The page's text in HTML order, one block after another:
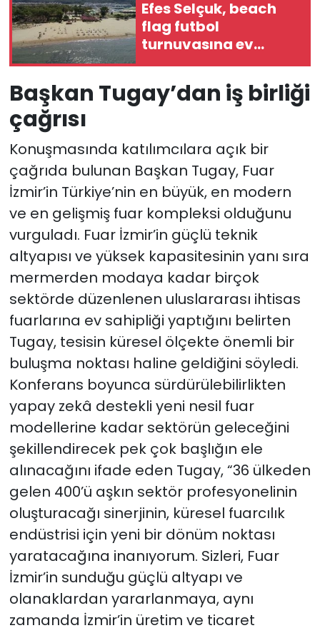
Efes Selçuk, beach
flag futbol
turnuvasına ev
sahipliği yapıyor
Başkan Tugay’dan iş birliği
çağrısı
Konuşmasında katılımcılara açık bir
çağrıda bulunan Başkan Tugay, Fuar
İzmir’in Türkiye’nin en büyük, en modern
ve en gelişmiş fuar kompleksi olduğunu
vurguladı. Fuar İzmir’in güçlü teknik
altyapısı ve yüksek kapasitesinin yanı sıra
mermerden modaya kadar birçok
sektörde düzenlenen uluslararası ihtisas
fuarlarına ev sahipliği yaptığını belirten
Tugay, tesisin küresel ölçekte önemli bir
buluşma noktası haline geldiğini söyledi.
Konferans boyunca sürdürülebilirlikten
yapay zekâ destekli yeni nesil fuar
modellerine kadar sektörün geleceğini
şekillendirecek pek çok başlığın ele
alınacağını ifade eden Tugay, “36 ülkeden
gelen 400’ü aşkın sektör profesyonelinin
oluşturacağı sinerjinin, küresel fuarcılık
endüstrisi için yeni bir dönüm noktası
yaratacağına inanıyorum. Sizleri, Fuar
İzmir’in sunduğu güçlü altyapı ve
olanaklardan yararlanmaya, aynı
zamanda İzmir’in üretim ve ticaret